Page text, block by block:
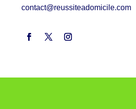
contact@reussiteadomicile.com